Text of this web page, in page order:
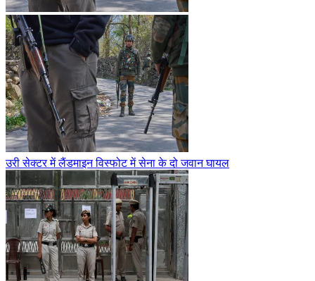
उरी सेक्टर में लैंडमाइन विस्फोट में सेना के दो जवान घायल